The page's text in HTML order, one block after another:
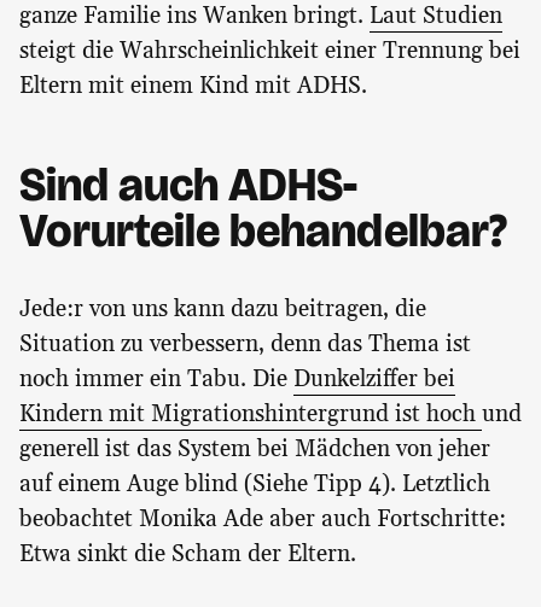
ganze Familie ins Wanken bringt. Laut Studien
steigt die Wahrscheinlichkeit einer Trennung bei
Eltern mit einem Kind mit ADHS.
Sind auch ADHS-
Vorurteile behandelbar?
Jede:r von uns kann dazu beitragen, die
Situation zu verbessern, denn das Thema ist
noch immer ein Tabu. Die Dunkelziffer bei
Kindern mit Migrationshintergrund ist hoch und
generell ist das System bei Mädchen von jeher
auf einem Auge blind (Siehe Tipp 4). Letztlich
beobachtet Monika Ade aber auch Fortschritte:
Etwa sinkt die Scham der Eltern.